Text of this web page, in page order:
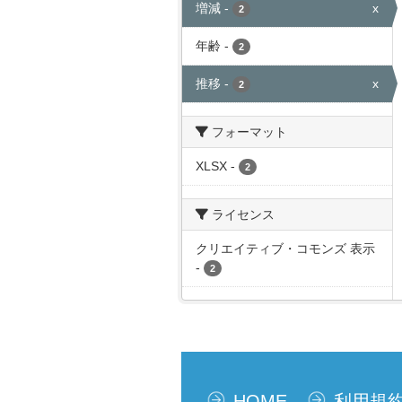
増減 - 2 x
年齢 - 2
推移 - 2 x
フォーマット
XLSX - 2
ライセンス
クリエイティブ・コモンズ 表示
-
2